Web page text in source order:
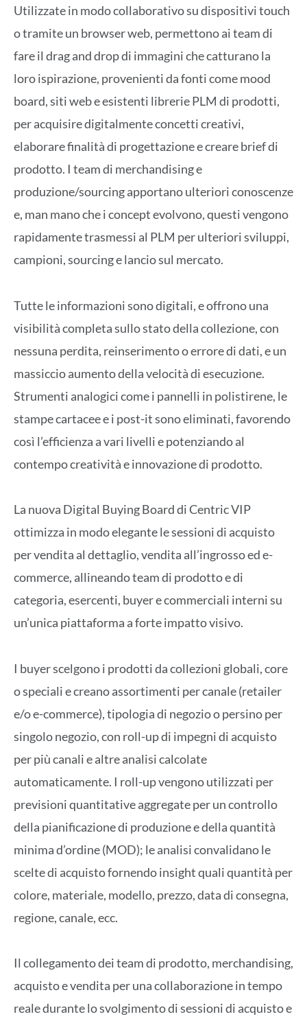
Utilizzate in modo collaborativo su dispositivi touch
o tramite un browser web, permettono ai team di
fare il drag and drop di immagini che catturano la
loro ispirazione, provenienti da fonti come mood
board, siti web e esistenti librerie PLM di prodotti,
per acquisire digitalmente concetti creativi,
elaborare finalità di progettazione e creare brief di
prodotto. I team di merchandising e
produzione/sourcing apportano ulteriori conoscenze
e, man mano che i concept evolvono, questi vengono
rapidamente trasmessi al PLM per ulteriori sviluppi,
campioni, sourcing e lancio sul mercato.
Tutte le informazioni sono digitali, e offrono una
visibilità completa sullo stato della collezione, con
nessuna perdita, reinserimento o errore di dati, e un
massiccio aumento della velocità di esecuzione.
Strumenti analogici come i pannelli in polistirene, le
stampe cartacee e i post-it sono eliminati, favorendo
così l’efficienza a vari livelli e potenziando al
contempo creatività e innovazione di prodotto.
La nuova Digital Buying Board di Centric VIP
ottimizza in modo elegante le sessioni di acquisto
per vendita al dettaglio, vendita all’ingrosso ed e-
commerce, allineando team di prodotto e di
categoria, esercenti, buyer e commerciali interni su
un’unica piattaforma a forte impatto visivo.
I buyer scelgono i prodotti da collezioni globali, core
o speciali e creano assortimenti per canale (retailer
e/o e-commerce), tipologia di negozio o persino per
singolo negozio, con roll-up di impegni di acquisto
per più canali e altre analisi calcolate
automaticamente. I roll-up vengono utilizzati per
previsioni quantitative aggregate per un controllo
della pianificazione di produzione e della quantità
minima d’ordine (MOD); le analisi convalidano le
scelte di acquisto fornendo insight quali quantità per
colore, materiale, modello, prezzo, data di consegna,
regione, canale, ecc.
Il collegamento dei team di prodotto, merchandising,
acquisto e vendita per una collaborazione in tempo
reale durante lo svolgimento di sessioni di acquisto e